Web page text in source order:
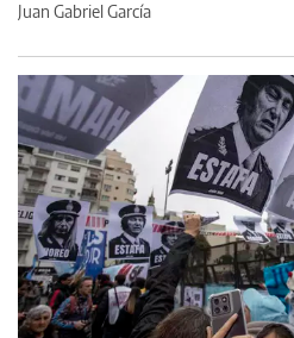
Juan Gabriel García